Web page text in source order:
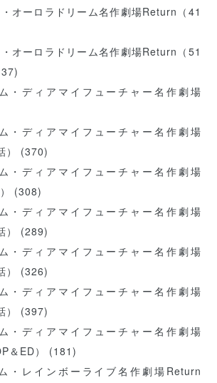
オーロラドリーム名作劇場Return（41
オーロラドリーム名作劇場Return（51
・ディアマイフューチャー名作劇場
・ディアマイフューチャー名作劇場
(370)
・ディアマイフューチャー名作劇場
(308)
・ディアマイフューチャー名作劇場
(289)
・ディアマイフューチャー名作劇場
(326)
・ディアマイフューチャー名作劇場
(397)
・ディアマイフューチャー名作劇場
＆ED）
(181)
・レインボーライブ名作劇場Return